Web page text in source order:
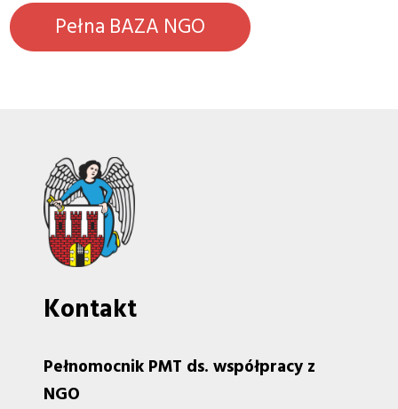
Pełna BAZA NGO
Kontakt
Pełnomocnik PMT ds. współpracy z
NGO